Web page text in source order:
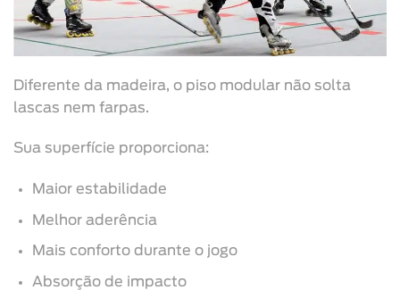
Diferente da madeira, o piso modular não solta
lascas nem farpas.
Sua superfície proporciona:
Maior estabilidade
Melhor aderência
Mais conforto durante o jogo
Absorção de impacto